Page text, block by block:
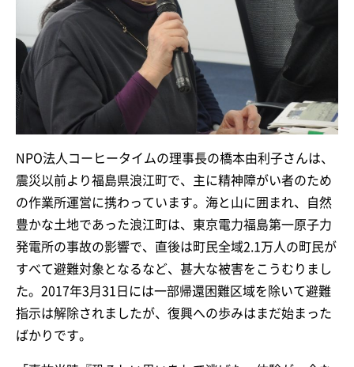
NPO法人コーヒータイムの理事長の橋本由利子さんは、
震災以前より福島県浪江町で、主に精神障がい者のため
の作業所運営に携わっています。海と山に囲まれ、自然
豊かな土地であった浪江町は、東京電力福島第一原子力
発電所の事故の影響で、直後は町民全域2.1万人の町民が
すべて避難対象となるなど、甚大な被害をこうむりまし
た。2017年3月31日には一部帰還困難区域を除いて避難
指示は解除されましたが、復興への歩みはまだ始まった
ばかりです。